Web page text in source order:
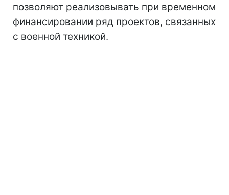
позволяют реализовывать при временном
финансировании ряд проектов, связанных
с военной техникой.